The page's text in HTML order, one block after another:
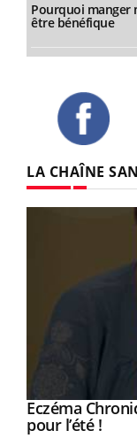
Pourquoi manger
être bénéfique
LA CHAÎNE
Youtube
Eczéma
pour l’été !